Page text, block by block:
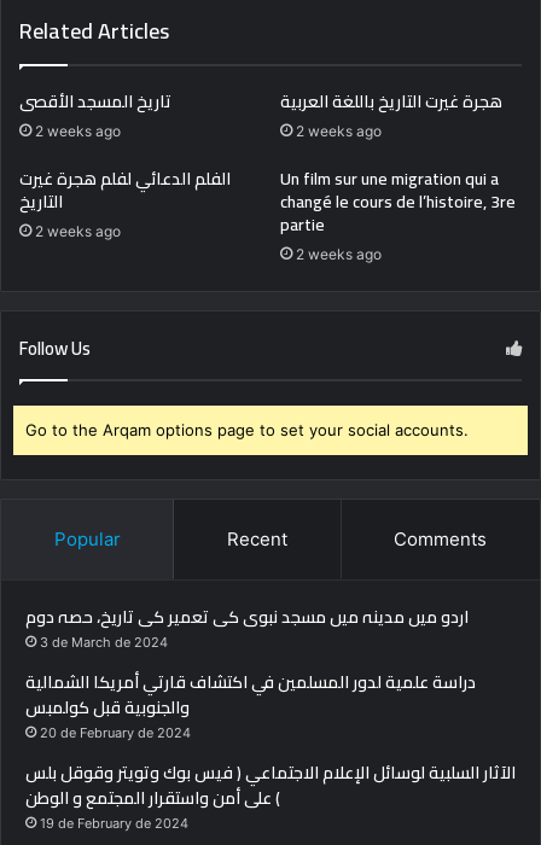
Related Articles
تاريخ المسجد الأقصى
2 weeks ago
هجرة غيرت التاريخ باللغة العربية
2 weeks ago
الفلم الدعائي لفلم هجرة غيرت
التاريخ
2 weeks ago
Un film sur une migration qui a
changé le cours de l’histoire, 3re
partie
2 weeks ago
Follow Us
Go to the Arqam options page to set your social accounts.
Popular Recent Comments
اردو میں مدینہ میں مسجد نبوی کی تعمیر کی تاریخ، حصہ دوم
3 de March de 2024
دراسة علمية لدور المسلمين في اكتشاف قارتي أمريكا الشمالية
والجنوبية قبل كولمبس
20 de February de 2024
الآثار السلبية لوسائل الإعلام الاجتماعي ( فيس بوك وتويتر وقوقل بلس
) على أمن واستقرار المجتمع و الوطن
19 de February de 2024